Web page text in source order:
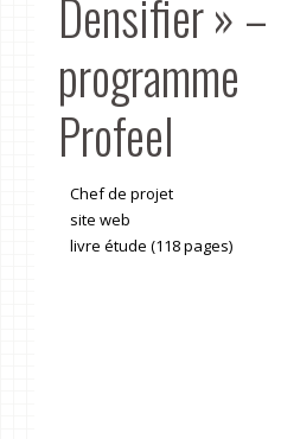
Densifier » –
programme
Profeel
Chef de projet
site web
livre étude (118 pages)